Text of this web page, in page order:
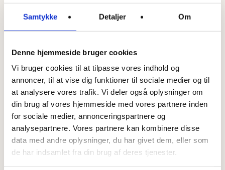
Samtykke Detaljer Om
Denne hjemmeside bruger cookies
Vi bruger cookies til at tilpasse vores indhold og
annoncer, til at vise dig funktioner til sociale medier og til
at analysere vores trafik. Vi deler også oplysninger om
din brug af vores hjemmeside med vores partnere inden
for sociale medier, annonceringspartnere og
analysepartnere. Vores partnere kan kombinere disse
data med andre oplysninger, du har givet dem, eller som
de har indsamlet fra din brug af deres tjenester.